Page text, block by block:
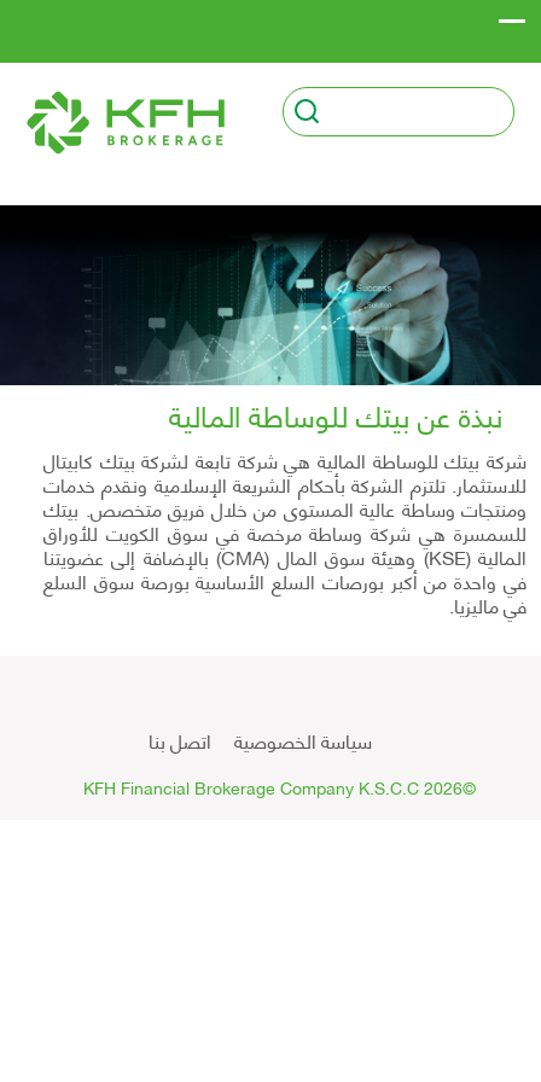
نبذة عن بيتك للوساطة المالية
شركة بيتك للوساطة المالية هي شركة تابعة لشركة بيتك كابيتال
للاستثمار. تلتزم الشركة بأحكام الشريعة الإسلامية ونقدم خدمات
ومنتجات وساطة عالية المستوى من خلال فريق متخصص. بيتك
للسمسرة هي شركة وساطة مرخصة في سوق الكويت للأوراق
المالية (KSE) وهيئة سوق المال (CMA) بالإضافة إلى عضويتنا
في واحدة من أكبر بورصات السلع الأساسية بورصة سوق السلع
في ماليزيا.
سياسة الخصوصية اتصل بنا
©2026 KFH Financial Brokerage Company K.S.C.C